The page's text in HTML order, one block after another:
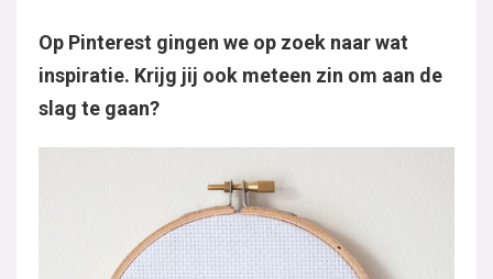
Op Pinterest gingen we op zoek naar wat
inspiratie. Krijg jij ook meteen zin om aan de
slag te gaan?